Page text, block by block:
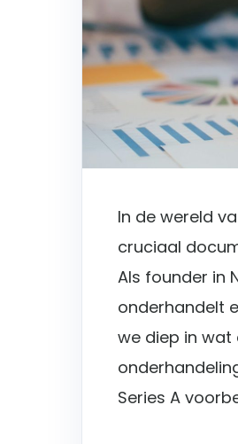
In de wereld
cruciaal
Als founder in
onderhandelt
we diep in wat
Series A